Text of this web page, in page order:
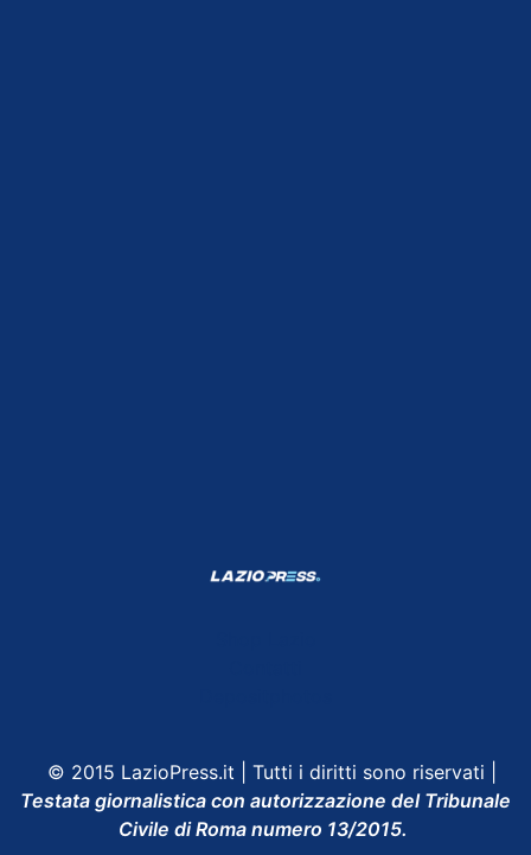
© 2015 LazioPress.it | Tutti i diritti sono riservati |
Testata giornalistica con autorizzazione del Tribunale
Civile di Roma numero 13/2015.